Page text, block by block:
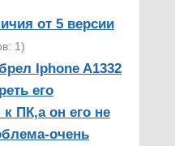
от 5 версии
1)
Iphone A1332
его
ПК,а он его не
очень